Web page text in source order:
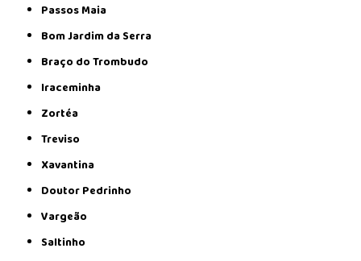
Passos Maia
Bom Jardim da Serra
Braço do Trombudo
Iraceminha
Zortéa
Treviso
Xavantina
Doutor Pedrinho
Vargeão
Saltinho